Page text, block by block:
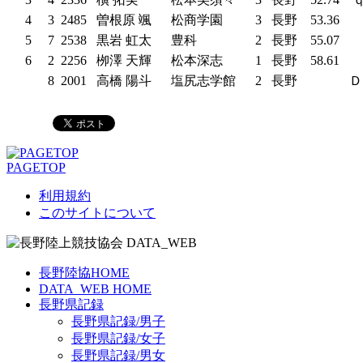
4
3 2485 曽根原 颯 松商学園 3 長野
53.36
5
7 2538 黒岩 虹太 豊科 2 長野
55.07
6
2 2256 栁澤 天輝 松本深志 1 長野
58.61
8 2001 高橋 陽斗 塩尻志学館 2 長野
PAGETOP
利用規約
このサイトについて
長野陸協HOME
DATA_WEB HOME
長野県記録
長野県記録/男子
長野県記録/女子
長野県記録/男女